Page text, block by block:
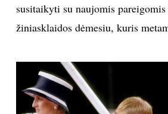
ORAI
susitaikyti su naujomis
žiniasklaidos dėmesiu, kuris